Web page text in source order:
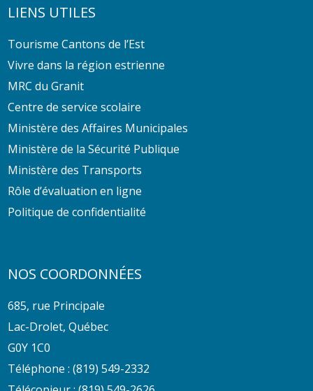
LIENS UTILES
Tourisme Cantons de l’Est
Vivre dans la région estrienne
MRC du Granit
Centre de service scolaire
Ministère des Affaires Municipales
Ministère de la Sécurité Publique
Ministère des Transports
Rôle d’évaluation en ligne
Politique de confidentialité
NOS COORDONNÉES
685, rue Principale
Lac-Drolet, Québec
G0Y 1C0
Téléphone :(819) 549-2332